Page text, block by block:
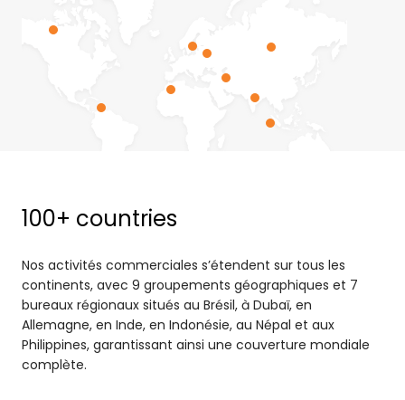
100+ countries
Nos activités commerciales s’étendent sur tous les
continents, avec 9 groupements géographiques et 7
bureaux régionaux situés au Brésil, à Dubaï, en
Allemagne, en Inde, en Indonésie, au Népal et aux
Philippines, garantissant ainsi une couverture mondiale
complète.